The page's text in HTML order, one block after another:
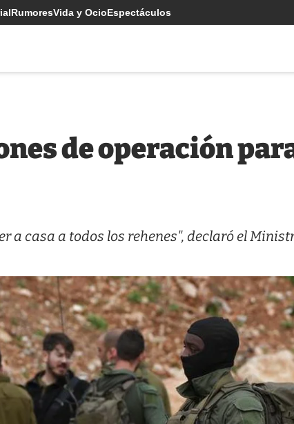
RumoresVida y OcioEspectáculos
de operación
a casa a todos los rehenes", declaró el